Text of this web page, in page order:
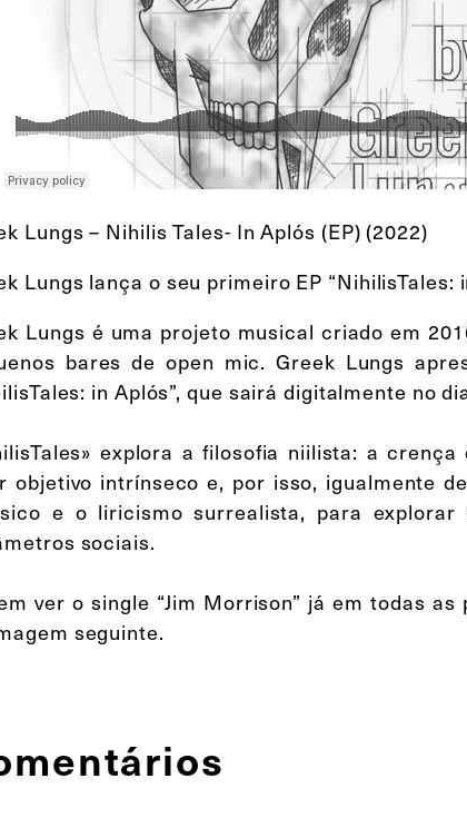
Lungs – Nihilis Tales- In Aplós (EP) (2022)
Lungs lança o seu primeiro EP “NihilisTales:
Lungs é uma projeto musical criado em
bares de open mic. Greek Lungs
in Aplós”, que sairá digitalmente no
explora a filosofia niilista: a
objetivo intrínseco e, por isso, igualmente
e o liricismo surrealista, para
sociais.
ver o single “Jim Morrison” já em todas
seguinte.